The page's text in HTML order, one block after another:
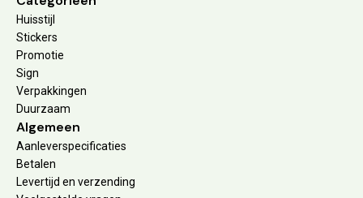
Huisstijl
Stickers
Promotie
Sign
Verpakkingen
Duurzaam
Algemeen
Aanleverspecificaties
Betalen
Levertijd en verzending